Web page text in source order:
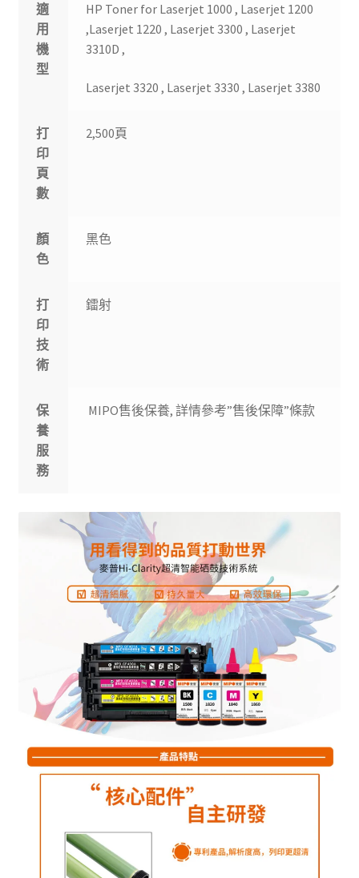
適
用
機
型
HP Toner for Laserjet 1000 , Laserjet 1200
,Laserjet 1220 , Laserjet 3300 , Laserjet
3310D ,
Laserjet 3320 , Laserjet 3330 , Laserjet 3380
打
印
頁
數
2,500頁
顏
色
黑色
打
印
技
術
鐳射
保
養
服
務
MIPO售後保養, 詳情參考”售後保障”條款